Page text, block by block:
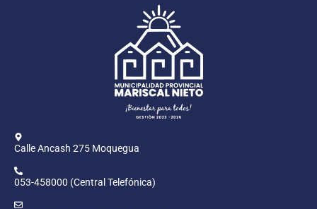
Calle Ancash 275 Moquegua
053-458000 (Central Telefónica)